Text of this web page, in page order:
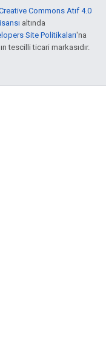
Commons Atıf 4.0
altında
Site Politikaları'na
tescilli ticari markasıdır.